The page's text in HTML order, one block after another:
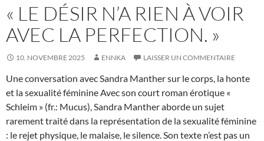
« LE DÉSIR N’A RIEN À VOIR
AVEC LA PERFECTION. »
10. NOVEMBRE 2025 ENNKA LAISSER UN COMMENTAIRE
Une conversation avec Sandra Manther sur le corps, la honte
et la sexualité féminine Avec son court roman érotique «
Schleim » (fr.: Mucus), Sandra Manther aborde un sujet
rarement traité dans la représentation de la sexualité féminine
: le rejet physique, le malaise, le silence. Son texte n’est pas un